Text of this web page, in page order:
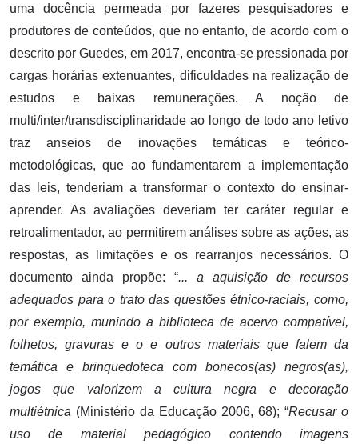
uma docência permeada por fazeres pesquisadores e
produtores de conteúdos, que no entanto, de acordo com o
descrito por Guedes, em 2017, encontra-se pressionada por
cargas horárias extenuantes, dificuldades na realização de
estudos e baixas remunerações. A noção de
multi/inter/transdisciplinaridade ao longo de todo ano letivo
traz anseios de inovações temáticas e teórico-
metodológicas, que ao fundamentarem a implementação
das leis, tenderiam a transformar o contexto do ensinar-
aprender. As avaliações deveriam ter caráter regular e
retroalimentador, ao permitirem análises sobre as ações, as
respostas, as limitações e os rearranjos necessários. O
documento ainda propõe: “... a aquisição de recursos
adequados para o trato das questões étnico-raciais, como,
por exemplo, munindo a biblioteca de acervo compatível,
folhetos, gravuras e o e outros materiais que falem da
temática e brinquedoteca com bonecos(as) negros(as),
jogos que valorizem a cultura negra e decoração
multiétnica (Ministério da Educação 2006, 68); “Recusar o
uso de material pedagógico contendo imagens